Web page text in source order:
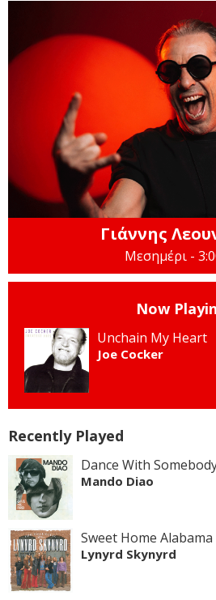
Γιάννης
Μεσημέρι -
Now
Unchain My Heart
Joe Cocker
Recently Played
Dance With
Mando Diao
Sweet Home Alabama
Lynyrd Skynyrd